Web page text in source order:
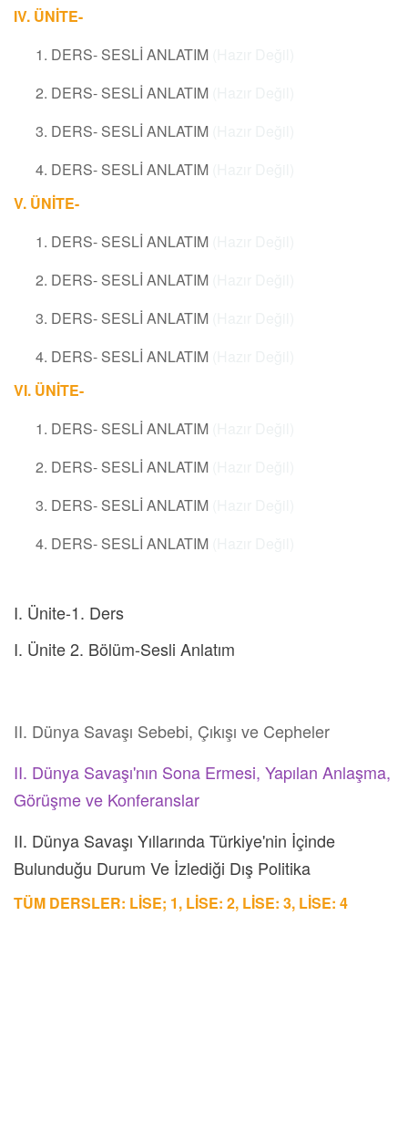
IV. ÜNİTE-
1. DERS- SESLİ ANLATIM
2. DERS- SESLİ ANLATIM
3. DERS- SESLİ ANLATIM
4. DERS- SESLİ ANLATIM
V. ÜNİTE-
1. DERS- SESLİ ANLATIM
2. DERS- SESLİ ANLATIM
3. DERS- SESLİ ANLATIM
4. DERS- SESLİ ANLATIM
VI. ÜNİTE-
1. DERS- SESLİ ANLATIM
2. DERS- SESLİ ANLATIM
3. DERS- SESLİ ANLATIM
4. DERS- SESLİ ANLATIM
I. Ünite-1. Ders
I. Ünite 2. Bölüm-Sesli Anlatım
II. Dünya Savaşı Sebebi, Çıkışı ve Cepheler
II. Dünya Savaşı'nın Sona Ermesi, Yapılan Anlaşma,
Görüşme ve Konferanslar
II. Dünya Savaşı Yıllarında Türkiye'nin İçinde
Bulunduğu Durum Ve İzlediği Dış Politika
TÜM DERSLER: LİSE; 1, LİSE: 2, LİSE: 3, LİSE: 4